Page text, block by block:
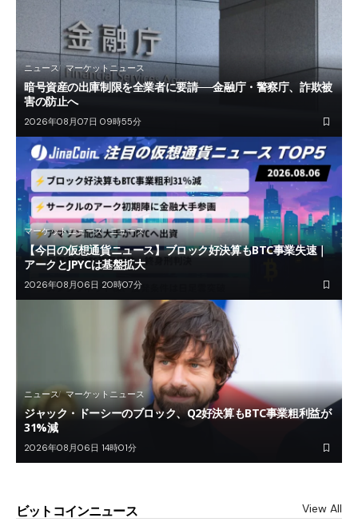
ニュース マーケットニュース
暗号資産の出庫制限を全業者に要請──金融庁・警察庁、詐欺被
害の防止へ
2026年08月07日 09時55分
マーケットニュース ニュース
【今日の仮想通貨ニュース】ブロック好決算もBTC事業失速｜
アークとJPYCは基盤拡大
2026年08月06日 20時07分
ニュース マーケットニュース
ジャック・ドーシーのブロック、Q2好決算もBTC事業粗利益が
31%減
2026年08月06日 14時01分
ビットコインニュース View All